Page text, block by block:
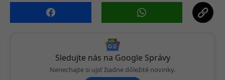
Sledujte nás na Google Správy
Nenechajte si ujsť žiadne dôležité novinky.